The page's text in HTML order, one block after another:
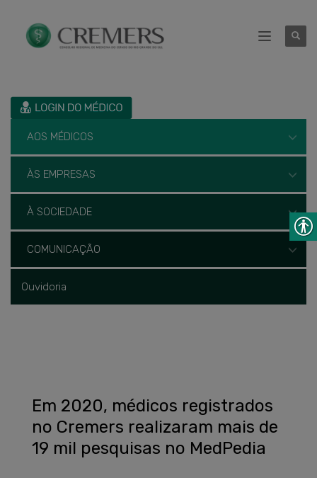
AOS MÉDICOS
ÀS EMPRESAS
À SOCIEDADE
COMUNICAÇÃO
Ouvidoria
Em 2020, médicos registrados
no Cremers realizaram mais de
19 mil pesquisas no MedPedia